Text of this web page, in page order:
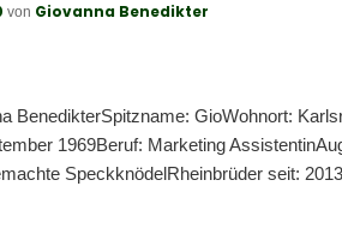
von Giovanna Benedikter
BenedikterSpitzname: GioWohnort:
1969Beruf: Marketing
SpeckknödelRheinbrüder seit:
Giovanna Benedikter